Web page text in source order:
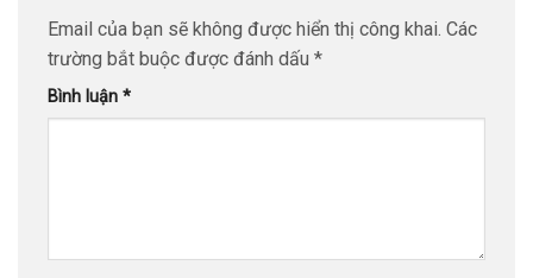
Email của bạn sẽ không được hiển thị công khai. Các
trường bắt buộc được đánh dấu *
Bình luận *